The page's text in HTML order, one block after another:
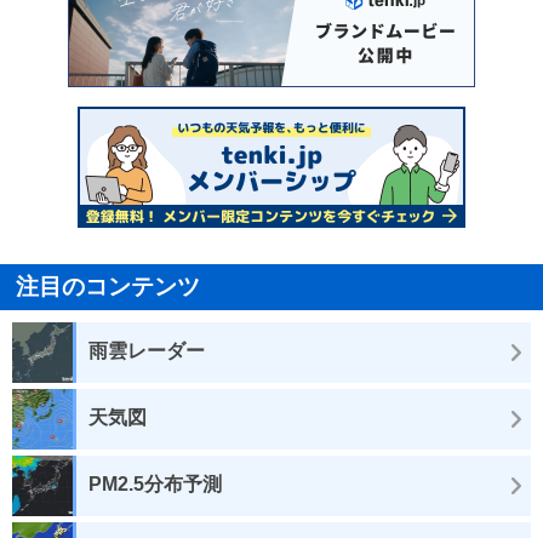
注目のコンテンツ
雨雲レーダー
天気図
PM2.5分布予測